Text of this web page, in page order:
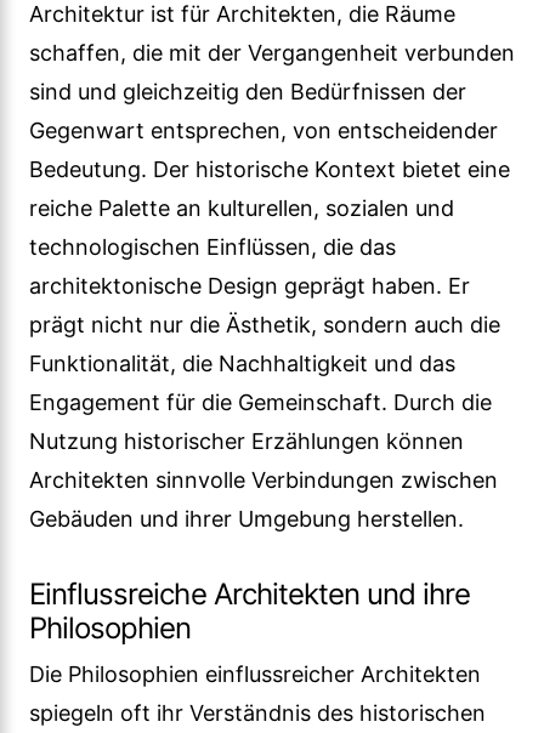
Architektur ist für Architekten, die Räume
schaffen, die mit der Vergangenheit verbunden
sind und gleichzeitig den Bedürfnissen der
Gegenwart entsprechen, von entscheidender
Bedeutung. Der historische Kontext bietet eine
reiche Palette an kulturellen, sozialen und
technologischen Einflüssen, die das
architektonische Design geprägt haben. Er
prägt nicht nur die Ästhetik, sondern auch die
Funktionalität, die Nachhaltigkeit und das
Engagement für die Gemeinschaft. Durch die
Nutzung historischer Erzählungen können
Architekten sinnvolle Verbindungen zwischen
Gebäuden und ihrer Umgebung herstellen.
Einflussreiche Architekten und ihre
Philosophien
Die Philosophien einflussreicher Architekten
spiegeln oft ihr Verständnis des historischen